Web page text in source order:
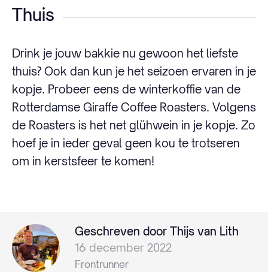
Thuis
Drink je jouw bakkie nu gewoon het liefste
thuis? Ook dan kun je het seizoen ervaren in je
kopje. Probeer eens de winterkoffie van de
Rotterdamse Giraffe Coffee Roasters. Volgens
de Roasters is het net glühwein in je kopje. Zo
hoef je in ieder geval geen kou te trotseren
om in kerstsfeer te komen!
Geschreven door Thijs van Lith
16 december 2022
Frontrunner